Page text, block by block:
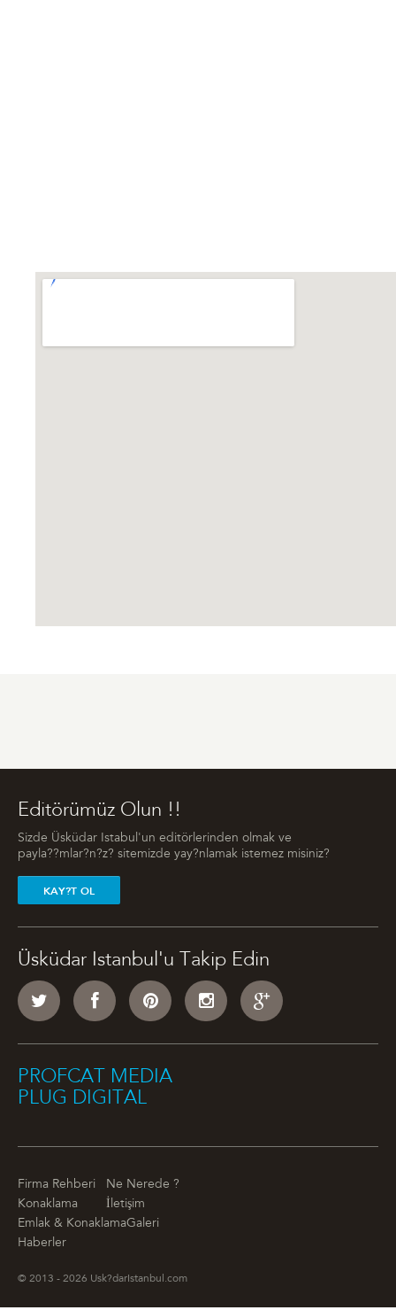
Editörümüz Olun !!
Sizde Üsküdar Istabul'un editörlerinden olmak ve
payla??mlar?n?z? sitemizde yay?nlamak istemez misiniz?
KAY?T OL
Üsküdar Istanbul'u Takip Edin
PROFCAT MEDIA
PLUG DIGITAL
Firma Rehberi
Ne Nerede ?
Konaklama
İletişim
Emlak & KonaklamaGaleri
Haberler
© 2013 - 2026 Usk?darIstanbul.com